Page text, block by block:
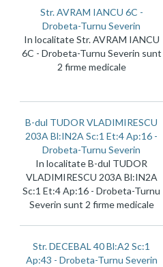
Str. AVRAM IANCU 6C -
Drobeta-Turnu Severin
In localitate Str. AVRAM IANCU
6C - Drobeta-Turnu Severin sunt
2 firme medicale
B-dul TUDOR VLADIMIRESCU
203A Bl:IN2A Sc:1 Et:4 Ap:16 -
Drobeta-Turnu Severin
In localitate B-dul TUDOR
VLADIMIRESCU 203A Bl:IN2A
Sc:1 Et:4 Ap:16 - Drobeta-Turnu
Severin sunt 2 firme medicale
Str. DECEBAL 40 Bl:A2 Sc:1
Ap:43 - Drobeta-Turnu Severin